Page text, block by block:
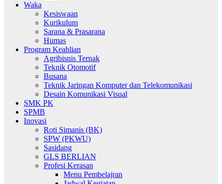
Waka
Kesiswaan
Kurikulum
Sarana & Prasarana
Humas
Program Keahlian
Agribisnis Ternak
Teknik Otomotif
Busana
Teknik Jaringan Komputer dan Telekomunikasi
Desain Komunikasi Visual
SMK PK
SPMB
Inovasi
Roti Simanis (BK)
SPW (PKWU)
Sasidang
GLS BERLIAN
Profesi Kerasan
Menu Pembelajran